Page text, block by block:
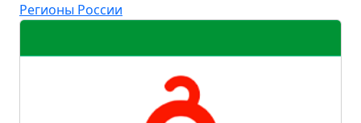
Регионы России